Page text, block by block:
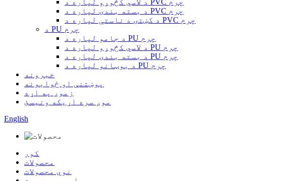
د لاسي کڅوړو لپاره د PVC چرم
د بسته بندۍ لپاره د PVC چرم
د کښتۍ د ناستې لپاره د PVC چرم
د PU چرم
د جامو لپاره د PU چرم
د لاسي کڅوړو لپاره د PU چرم
د بسته بندۍ لپاره د PU چرم
د بوټانو لپاره د PU چرم
خبرونه
پوښتنې او ځوابونه
زموږ په اړه
موږ سره اړیکه ونیسئ
English
کور
محصولات
نوي محصولات